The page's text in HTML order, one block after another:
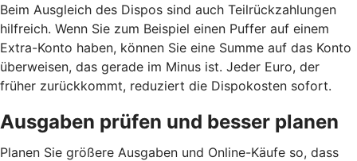
Beim Ausgleich des Dispos sind auch Teilrückzahlungen
hilfreich. Wenn Sie zum Beispiel einen Puffer auf einem
Extra-Konto haben, können Sie eine Summe auf das Konto
überweisen, das gerade im Minus ist. Jeder Euro, der
früher zurückkommt, reduziert die Dispokosten sofort.
Ausgaben prüfen und besser planen
Planen Sie größere Ausgaben und Online-Käufe so, dass